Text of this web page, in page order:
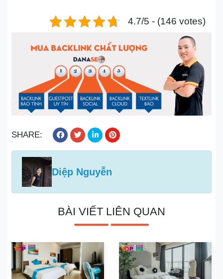
4.7/5 - (146 votes)
SHARE:
Diệp Nguyễn
BÀI VIẾT LIÊN QUAN